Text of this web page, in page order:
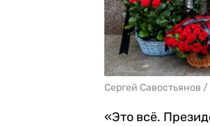
Сергей Савостьянов
«Это всё.